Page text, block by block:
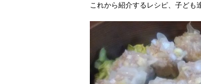
これから紹介するレシピ、子ども